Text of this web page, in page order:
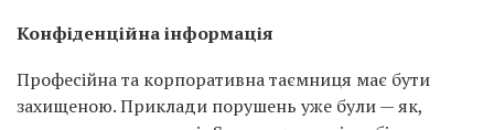
Конфіденційна інформація
Професійна та корпоративна таємниця має бути
захищеною. Приклади порушень уже були — як,